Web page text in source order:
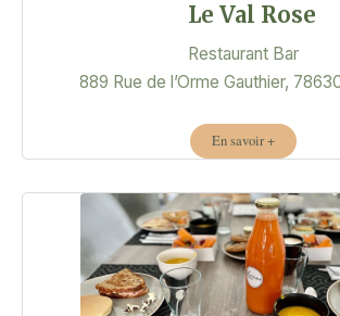
Le Val Rose
Restaurant Bar
889 Rue de l’Orme Gauthier,
En savoir +